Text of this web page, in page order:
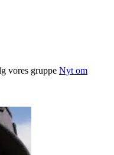
vores gruppe Nyt om